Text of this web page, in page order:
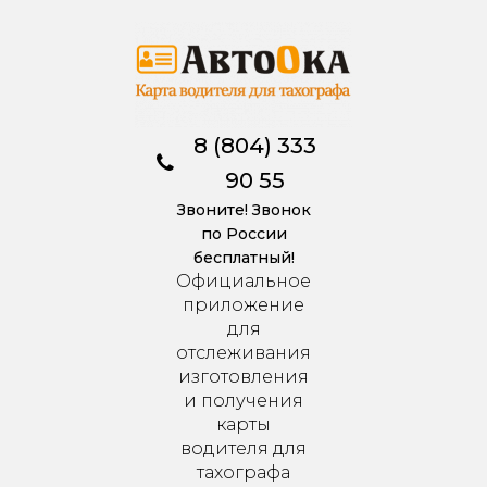
Официальное
приложение
для
отслеживания
изготовления
и получения
карты
водителя для
тахографа
8 (804) 333
90 55
Звоните! Звонок
по России
бесплатный!